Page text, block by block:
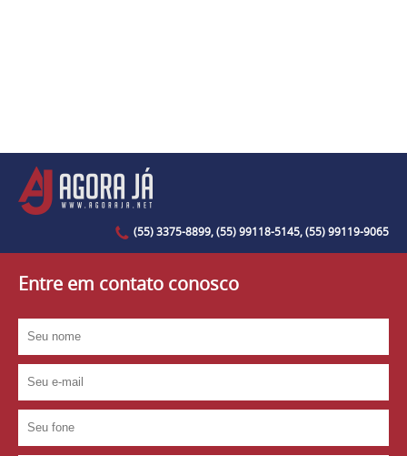
(55) 3375-8899, (55) 99118-5145, (55) 99119-9065
Entre em contato conosco